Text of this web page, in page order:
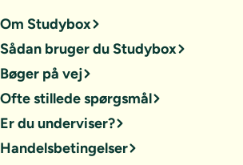
Om Studybox
Sådan bruger du Studybox
Bøger på vej
Ofte stillede spørgsmål
Er du underviser?
Handelsbetingelser